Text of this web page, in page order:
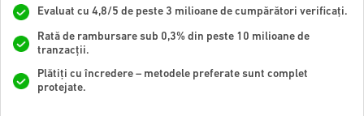
Evaluat cu 4,8/5 de peste 3 milioane de cumpărători verificați.
Rată de rambursare sub 0,3% din peste 10 milioane de
tranzacții.
Plătiți cu încredere – metodele preferate sunt complet
protejate.